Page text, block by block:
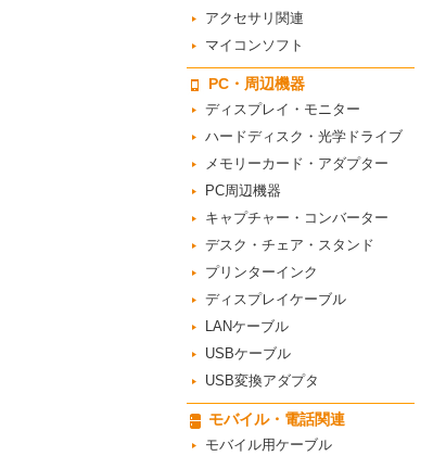
アクセサリ関連
マイコンソフト
PC・周辺機器
ディスプレイ・モニター
ハードディスク・光学ドライブ
メモリーカード・アダプター
PC周辺機器
キャプチャー・コンバーター
デスク・チェア・スタンド
プリンターインク
ディスプレイケーブル
LANケーブル
USBケーブル
USB変換アダプタ
モバイル・電話関連
モバイル用ケーブル